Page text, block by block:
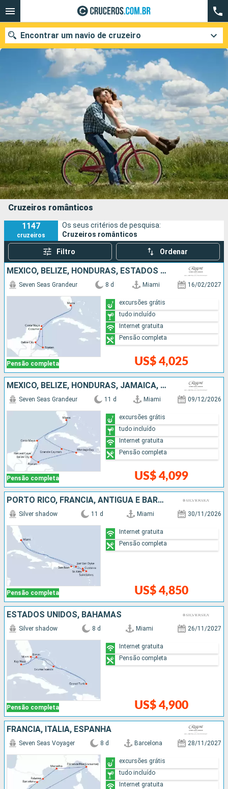
Encontrar um navio de cruzeiro
Quando ir?
Data de partida
Cidades Companhias
Pesquisar
Cruzeiros românticos
1147
cruzeiros
Os seus critérios de pesquisa:
Cruzeiros românticos
Filtro Ordenar
MÉXICO, BELIZE, HONDURAS, ESTADOS UNIDOS
Pensão completa
Seven Seas Grandeur 8 d Miami 16/02/2027
US$ 4,025
excursões grátis
tudo incluído
Internet gratuita
Pensão completa
MÉXICO, BELIZE, HONDURAS, JAMAICA, ISLAS CAIMÁN, ESTADOS UNIDOS
Pensão completa
Seven Seas Grandeur 11 d Miami 09/12/2026
US$ 4,099
excursões grátis
tudo incluído
Internet gratuita
Pensão completa
PORTO RICO, FRANCIA, ANTIGUA E BARBUDA, ESTADOS UNIDOS
Pensão completa
Silver shadow 11 d Miami 30/11/2026
US$ 4,850
Internet gratuita
Pensão completa
ESTADOS UNIDOS, BAHAMAS
Pensão completa
Silver shadow 8 d Miami 26/11/2027
US$ 4,900
Internet gratuita
Pensão completa
FRANCIA, ITÁLIA, ESPANHA
Seven Seas Voyager 8 d Barcelona 28/11/2027
excursões grátis
tudo incluído
Internet gratuita